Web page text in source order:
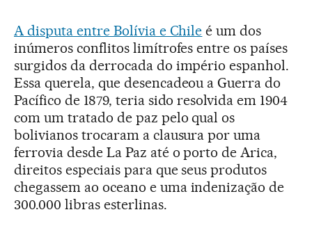
A disputa entre Bolívia e Chile é um dos
inúmeros conflitos limítrofes entre os países
surgidos da derrocada do império espanhol.
Essa querela, que desencadeou a Guerra do
Pacífico de 1879, teria sido resolvida em 1904
com um tratado de paz pelo qual os
bolivianos trocaram a clausura por uma
ferrovia desde La Paz até o porto de Arica,
direitos especiais para que seus produtos
chegassem ao oceano e uma indenização de
300.000 libras esterlinas.